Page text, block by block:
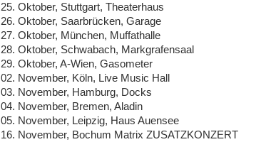
25. Oktober, Stuttgart, Theaterhaus
26. Oktober, Saarbrücken, Garage
27. Oktober, München, Muffathalle
28. Oktober, Schwabach, Markgrafensaal
29. Oktober, A-Wien, Gasometer
02. November, Köln, Live Music Hall
03. November, Hamburg, Docks
04. November, Bremen, Aladin
05. November, Leipzig, Haus Auensee
16. November, Bochum Matrix ZUSATZKONZERT